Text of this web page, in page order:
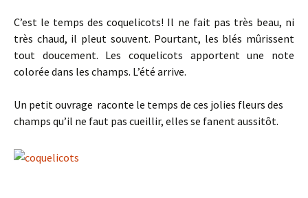
C’est le temps des coquelicots! Il ne fait pas très beau, ni
très chaud, il pleut souvent. Pourtant, les blés mûrissent
tout doucement. Les coquelicots apportent une note
colorée dans les champs. L’été arrive.
Un petit ouvrage raconte le temps de ces jolies fleurs des
champs qu’il ne faut pas cueillir, elles se fanent aussitôt.